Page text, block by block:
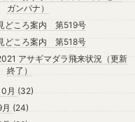
ガンバナ）
どころ案内 第519号
どころ案内 第518号
アサギマダラ飛来状況（更新
終了）
月 (32)
月 (24)